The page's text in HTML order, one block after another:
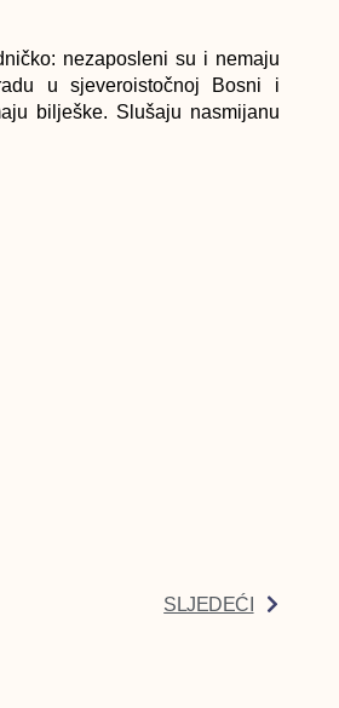
nezaposleni su i nemaju
u sjeveroistočnoj Bosni i
bilješke. Slušaju nasmijanu
SLJEDEĆI